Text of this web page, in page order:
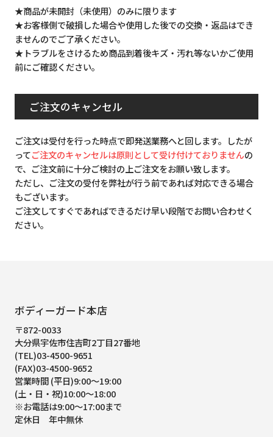
★商品が未開封（未使用）のみに限ります
★お客様側で破損した場合や使用した後での交換・返品はでき
ませんのでご了承ください。
★トラブルをさけるため商品到着後キズ・汚れ等ないかご使用
前にご確認ください。
ご注文のキャンセル
ご注文は受付を行った時点で即発送業務へと回します。したが
ってご注文のキャンセルは原則として受け付けておりませんの
で、ご注文前に十分ご検討の上ご注文をお願い致します。
ただし、ご注文の受付を弊社が行う前であれば対応できる場合
もございます。
ご注文してすぐであればできるだけ早い段階でお問い合わせく
ださい。
ボディーガード本店
〒872-0033
大分県宇佐市住吉町2丁目27番地
(TEL)03-4500-9651
(FAX)03-4500-9652
営業時間 (平日)9:00～19:00
(土・日・祝)10:00～18:00
※お電話は9:00～17:00まで
定休日 年中無休